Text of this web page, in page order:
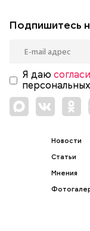
Подпишитесь
Я даю
Новости
Статьи
Мнения